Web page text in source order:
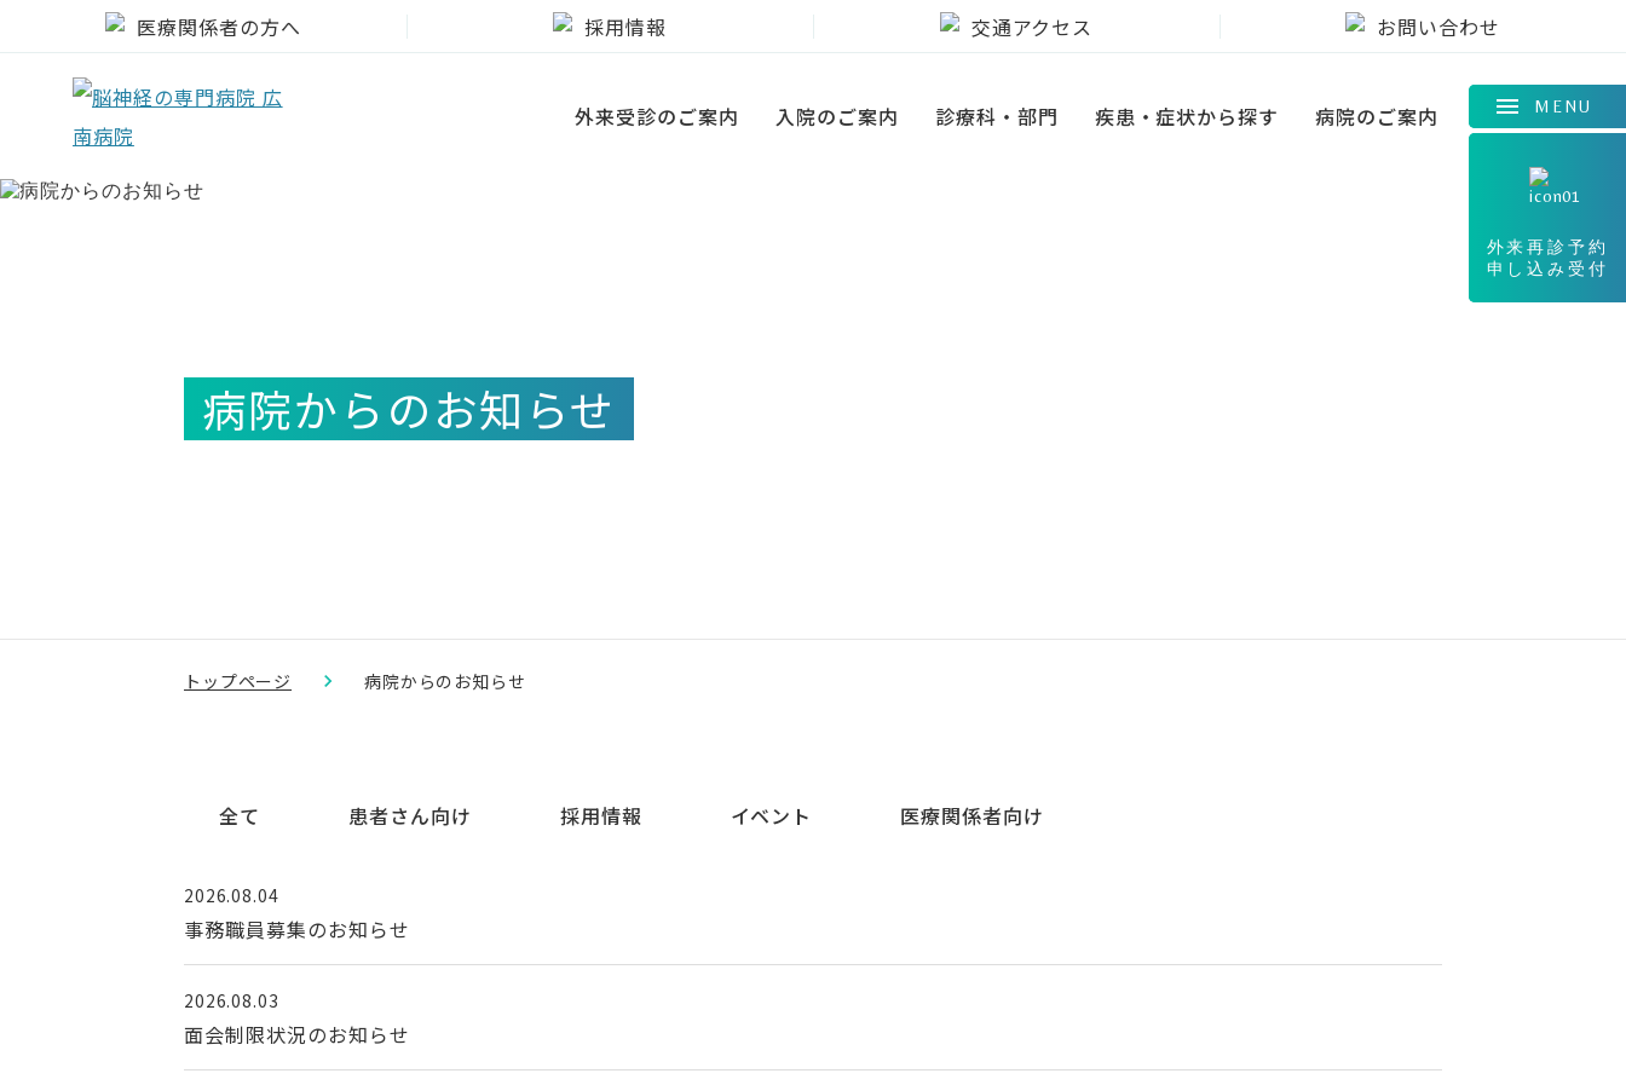
医療関係者の方へ 採用情報 交通アクセス お問い合わせ
外来受診のご案内 入院のご案内 診療科・部門 疾患・症状から探す 病院のご案内 MENU
外来再診予約
申し込み受付
病院からのお知らせ
トップページ 病院からのお知らせ
全て 患者さん向け 採用情報 イベント 医療関係者向け
2026.08.04
事務職員募集のお知らせ
2026.08.03
面会制限状況のお知らせ